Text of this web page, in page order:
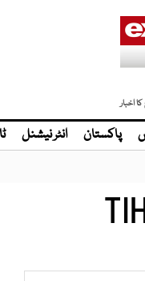
کا اخبار
پاکستان انٹر نیشنل